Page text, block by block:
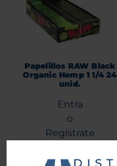
Papelillos RAW Black
Organic Hemp 1 1/4 24
unid.
Entra
o
Regístrate